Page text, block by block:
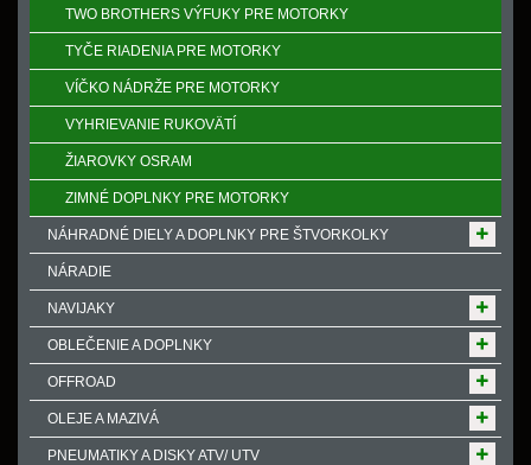
TWO BROTHERS VÝFUKY PRE MOTORKY
TYČE RIADENIA PRE MOTORKY
VÍČKO NÁDRŽE PRE MOTORKY
VYHRIEVANIE RUKOVӒTÍ
ŽIAROVKY OSRAM
ZIMNÉ DOPLNKY PRE MOTORKY
NÁHRADNÉ DIELY A DOPLNKY PRE ŠTVORKOLKY
NÁRADIE
NAVIJAKY
OBLEČENIE A DOPLNKY
OFFROAD
OLEJE A MAZIVÁ
PNEUMATIKY A DISKY ATV/ UTV